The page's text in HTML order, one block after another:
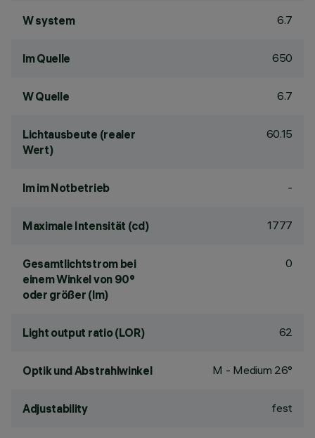
W system 6.7
lm Quelle 650
W Quelle 6.7
Lichtausbeute (realer
Wert)
60.15
lm im Notbetrieb -
Maximale Intensität (cd) 1777
Gesamtlichtstrom bei
einem Winkel von 90°
oder größer (lm)
0
Light output ratio (LOR) 62
Optik und Abstrahlwinkel M - Medium 26°
Adjustability fest